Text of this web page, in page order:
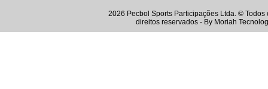
2026 Pecbol Sports Participações Ltda. © Todos
direitos reservados - By Moriah